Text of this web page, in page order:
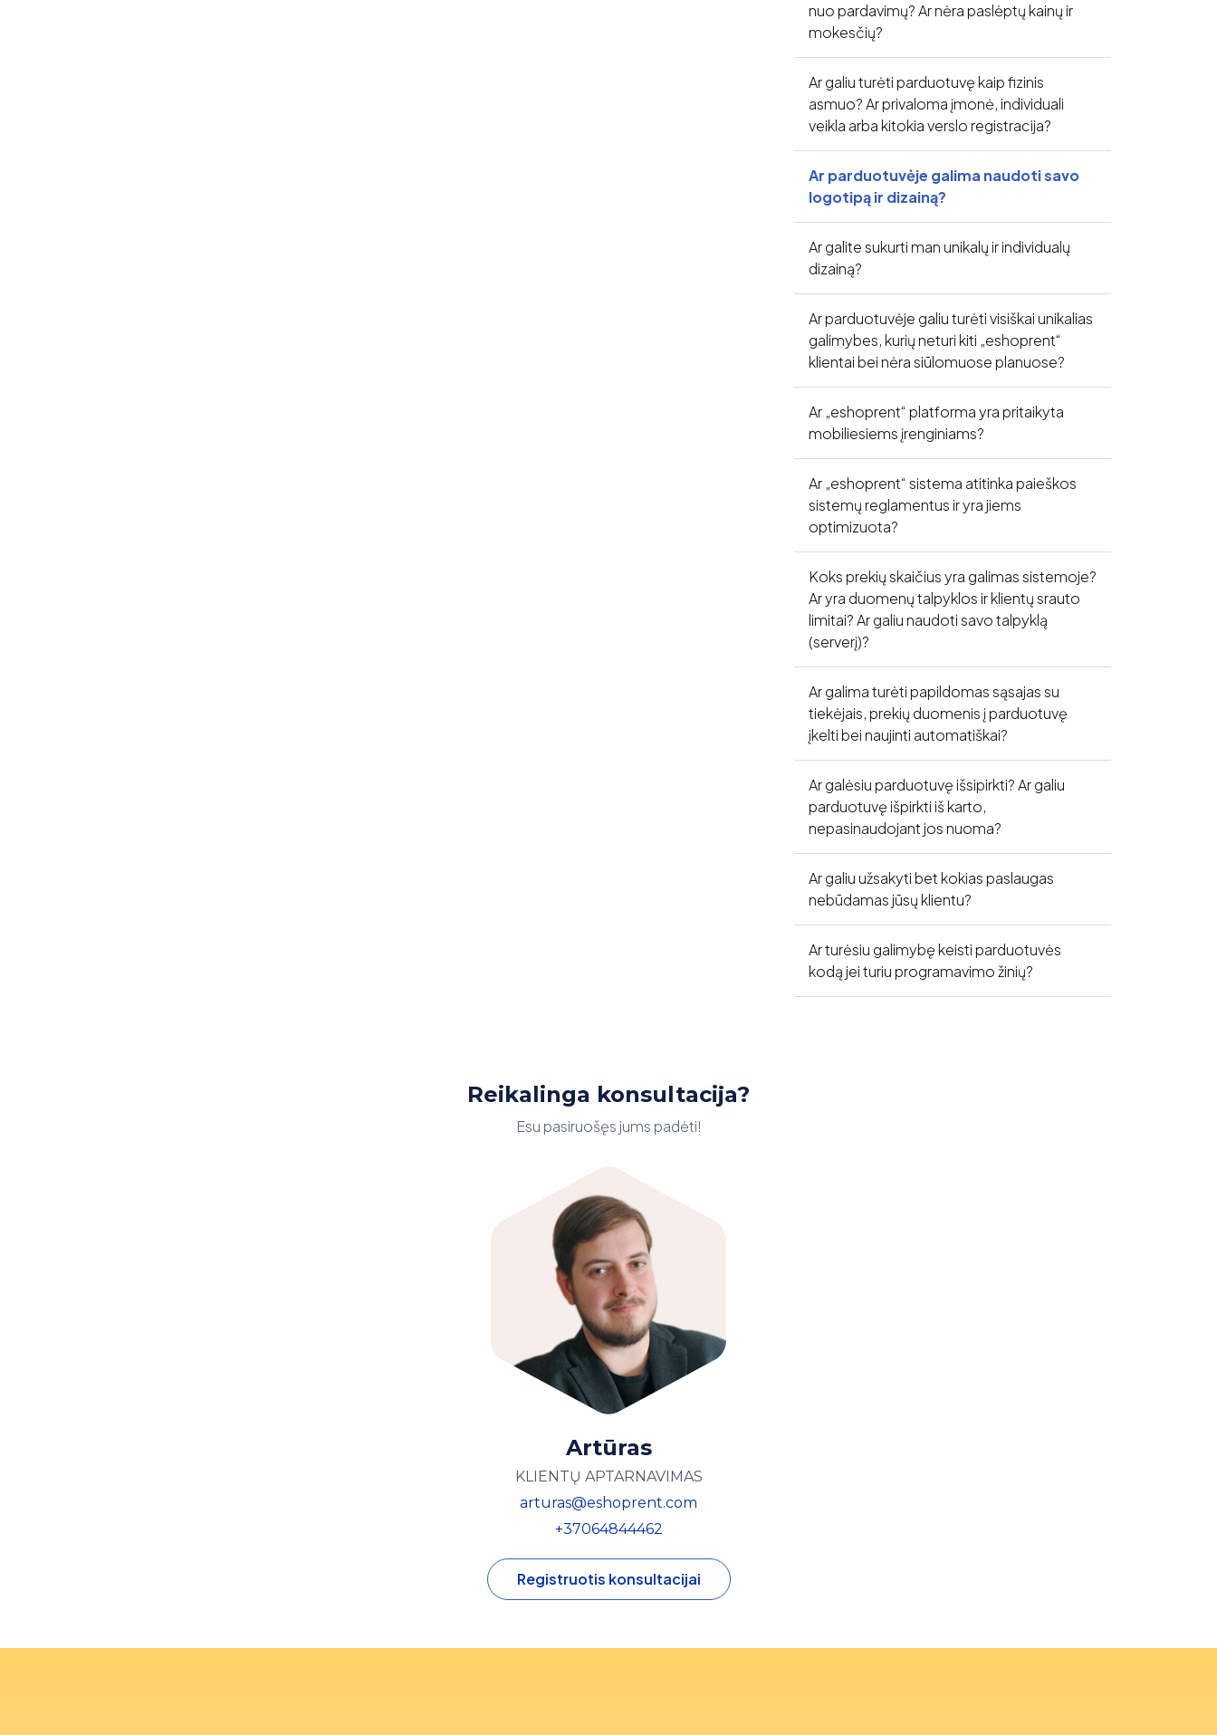
nuo pardavimų? Ar nėra paslėptų kainų ir
mokesčių?
Ar galiu turėti parduotuvę kaip fizinis
asmuo? Ar privaloma įmonė, individuali
veikla arba kitokia verslo registracija?
Ar parduotuvėje galima naudoti savo
logotipą ir dizainą?
Ar galite sukurti man unikalų ir individualų
dizainą?
Ar parduotuvėje galiu turėti visiškai unikalias
galimybes, kurių neturi kiti „eshoprent“
klientai bei nėra siūlomuose planuose?
Ar „eshoprent“ platforma yra pritaikyta
mobiliesiems įrenginiams?
Ar „eshoprent“ sistema atitinka paieškos
sistemų reglamentus ir yra jiems
optimizuota?
Koks prekių skaičius yra galimas sistemoje?
Ar yra duomenų talpyklos ir klientų srauto
limitai? Ar galiu naudoti savo talpyklą
(serverį)?
Ar galima turėti papildomas sąsajas su
tiekėjais, prekių duomenis į parduotuvę
įkelti bei naujinti automatiškai?
Ar galėsiu parduotuvę išsipirkti? Ar galiu
parduotuvę išpirkti iš karto,
nepasinaudojant jos nuoma?
Ar galiu užsakyti bet kokias paslaugas
nebūdamas jūsų klientu?
Ar turėsiu galimybę keisti parduotuvės
kodą jei turiu programavimo žinių?
Reikalinga konsultacija?
Esu pasiruošęs jums padėti!
Artūras
KLIENTŲ APTARNAVIMAS
arturas@eshoprent.com
+37064844462
Registruotis konsultacijai